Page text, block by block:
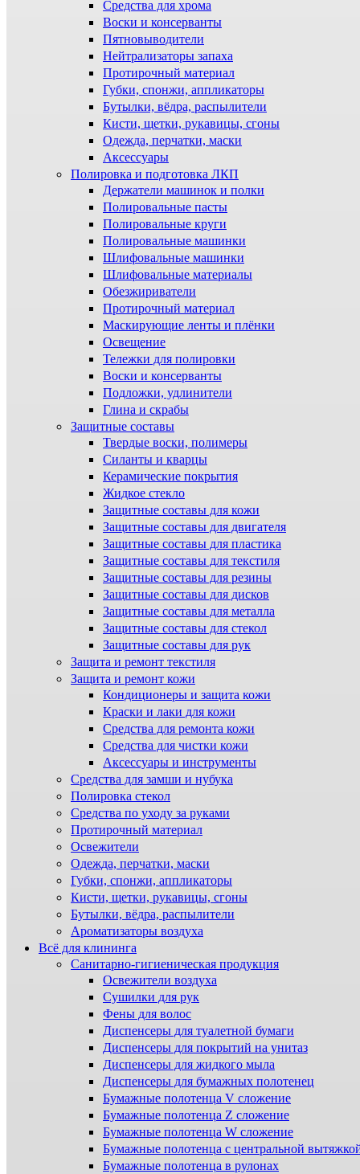
Средства для хрома
Воски и консерванты
Пятновыводители
Нейтрализаторы запаха
Протирочный материал
Губки, спонжи, аппликаторы
Бутылки, вёдра, распылители
Кисти, щетки, рукавицы, сгоны
Одежда, перчатки, маски
Аксессуары
Полировка и подготовка ЛКП
Держатели машинок и полки
Полировальные пасты
Полировальные круги
Полировальные машинки
Шлифовальные машинки
Шлифовальные материалы
Обезжириватели
Протирочный материал
Маскирующие ленты и плёнки
Освещение
Тележки для полировки
Воски и консерванты
Подложки, удлинители
Глина и скрабы
Защитные составы
Твердые воски, полимеры
Силанты и кварцы
Керамические покрытия
Жидкое стекло
Защитные составы для кожи
Защитные составы для двигателя
Защитные составы для пластика
Защитные составы для текстиля
Защитные составы для резины
Защитные составы для дисков
Защитные составы для металла
Защитные составы для стекол
Защитные составы для рук
Защита и ремонт текстиля
Защита и ремонт кожи
Кондиционеры и защита кожи
Краски и лаки для кожи
Средства для ремонта кожи
Средства для чистки кожи
Аксессуары и инструменты
Средства для замши и нубука
Полировка стекол
Средства по уходу за руками
Протирочный материал
Освежители
Одежда, перчатки, маски
Губки, спонжи, аппликаторы
Кисти, щетки, рукавицы, сгоны
Бутылки, вёдра, распылители
Ароматизаторы воздуха
Всё для клининга
Санитарно-гигиеническая продукция
Освежители воздуха
Сушилки для рук
Фены для волос
Диспенсеры для туалетной бумаги
Диспенсеры для покрытий на унитаз
Диспенсеры для жидкого мыла
Диспенсеры для бумажных полотенец
Бумажные полотенца V сложение
Бумажные полотенца Z сложение
Бумажные полотенца W сложение
Бумажные полотенца с центральной
Бумажные полотенца в рулонах